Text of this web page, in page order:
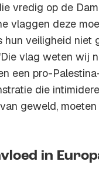
vredig op de
vlaggen deze
hun veiligheid niet
vlag weten wij
een pro-
die
geweld,
in